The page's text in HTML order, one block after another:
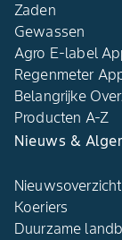
Zaden
Gewassen
Agro E-label
Regenmeter
Belangrijke
Producten A-Z
Nieuws &
Nieuwsoverzicht
Koeriers
Duurzame